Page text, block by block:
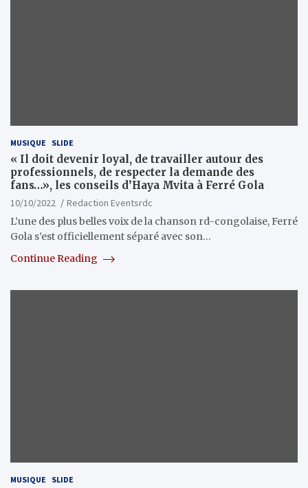
MUSIQUE SLIDE
« Il doit devenir loyal, de travailler autour des
professionnels, de respecter la demande des
fans…», les conseils d’Haya Mvita à Ferré Gola
10/10/2022
Redaction Eventsrdc
L’une des plus belles voix de la chanson rd-congolaise, Ferré
Gola s’est officiellement séparé avec son…
Continue Reading
MUSIQUE SLIDE